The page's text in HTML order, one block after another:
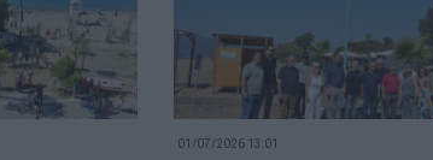
01/07/2026 13:01